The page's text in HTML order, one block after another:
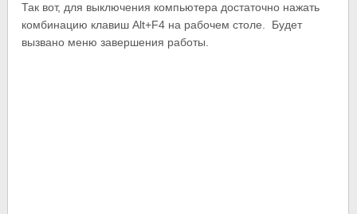
Так вот, для выключения компьютера достаточно нажать
комбинацию клавиш Alt+F4 на рабочем столе. Будет
вызвано меню завершения работы.